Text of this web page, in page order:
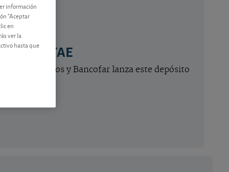
3,29% TAE
Caminos y Bancofar lanza este depósito
información
"Aceptar
en
ver la
hasta que